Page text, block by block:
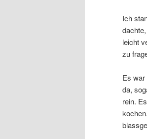
Ich
leicht
zu
Es
da,
rein.